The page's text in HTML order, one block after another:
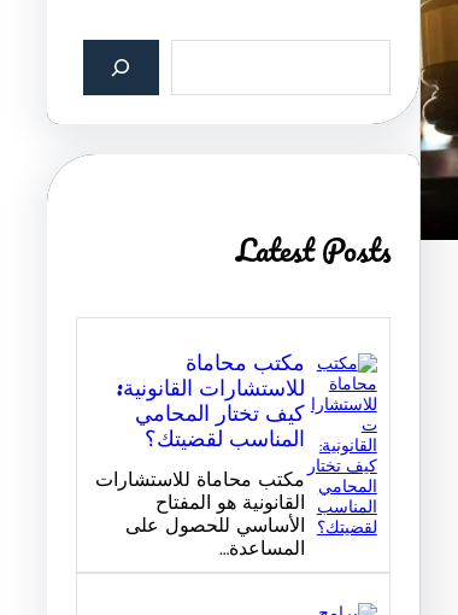
c
Latest Posts
مكتب محاماة
للاستشارات القانونية:
كيف تختار المحامي
المناسب لقضيتك؟
مكتب محاماة للاستشارات
القانونية هو المفتاح
الأساسي للحصول على
المساعدة…